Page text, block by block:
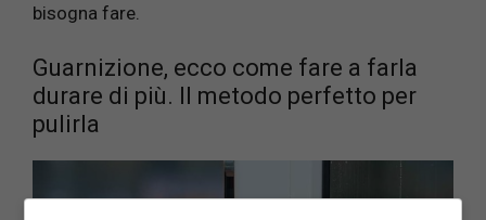
bisogna fare.
Guarnizione, ecco come fare a farla
durare di più. Il metodo perfetto per
pulirla